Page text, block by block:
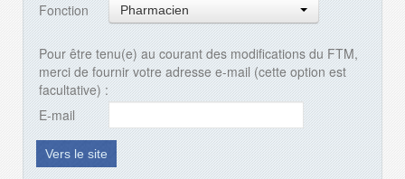
Fonction
Pharmacien
Pour être tenu(e) au courant des modifications du FTM,
merci de fournir votre adresse e-mail (cette option est
facultative) :
E-mail